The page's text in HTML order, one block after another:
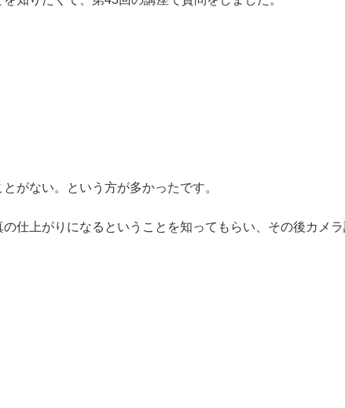
がない。という方が多かったです。
仕上がりになるということを知ってもらい、その後カメ